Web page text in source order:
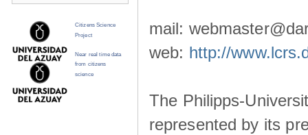
mail:
web: http://
The Philipps-
represented by its
Citizens Science
Project
Near real time data
from citizens
science